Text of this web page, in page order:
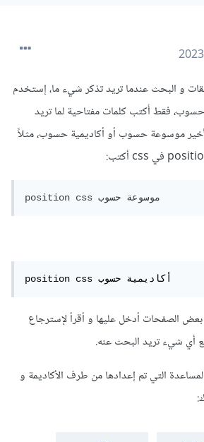
و البحث عندما تريد تذكر شيء ما، إستخدم
فقط أكتب كلمات مفتاحية لما تريد
موسوعة حسوب أو أكاديمية حسوب، مثلاً
position css موسوعة حسوب
position css أكاديمية حسوب
الصفحات أدخل عليها و أقرأ لإسترجاع
أي شيء تريد البحث عنه.
التي تم إعدادها من طرف الأكاديمة و